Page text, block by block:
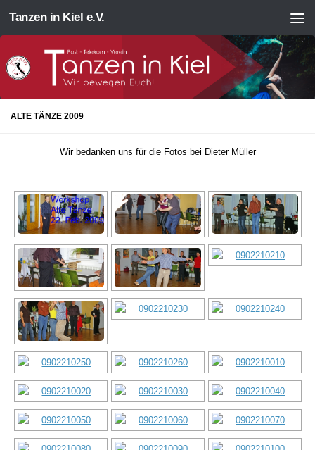
Zum Inhalt springen
Tanzen in Kiel e.V.
ALTE TÄNZE 2009
Wir bedanken uns für die Fotos bei Dieter Müller